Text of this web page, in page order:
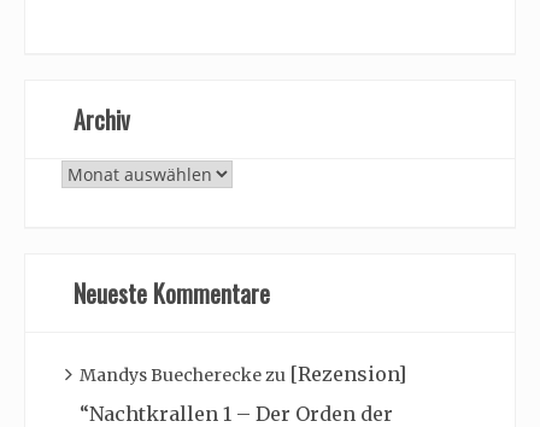
Archiv
Archiv
Neueste Kommentare
Mandys Buechereckezu [Rezension]
“Nachtkrallen 1 – Der Orden der